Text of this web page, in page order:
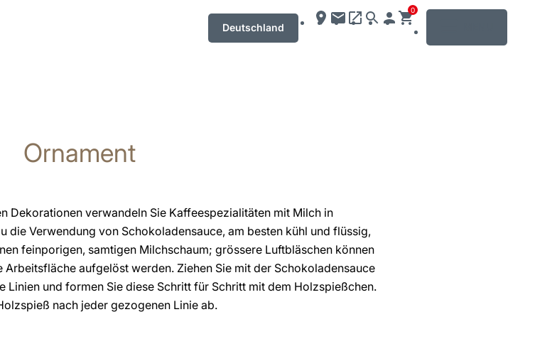
Deutschland
0
Ornament
Dekorationen verwandeln Sie Kaffeespezialitäten mit Milch in
die Verwendung von Schokoladensauce, am besten kühl und flüssig,
feinporigen, samtigen Milchschaum; grössere Luftbläschen können
aufgelöst werden. Ziehen Sie mit der Schokoladensauce
und formen Sie diese Schritt für Schritt mit dem Holzspießchen.
nach jeder gezogenen Linie ab.